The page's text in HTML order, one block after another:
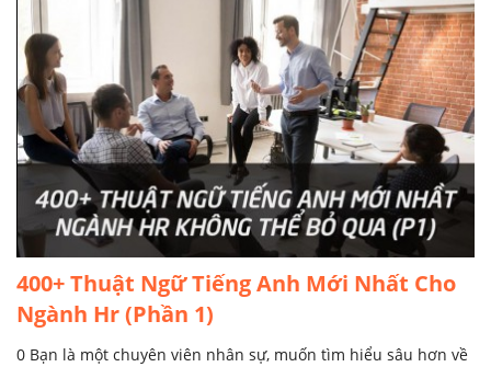
400+ Thuật Ngữ Tiếng Anh Mới Nhất Cho
Ngành Hr (Phần 1)
0 Bạn là một chuyên viên nhân sự, muốn tìm hiểu sâu hơn về